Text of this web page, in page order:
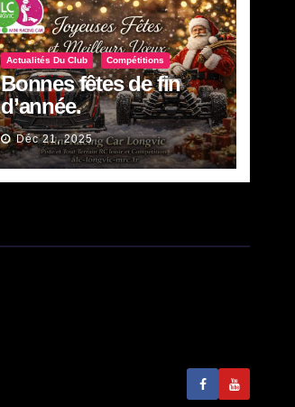
Actualités Du Club Compétitions
Bonnes fêtes de fin
d’année.
Déc 21, 2025